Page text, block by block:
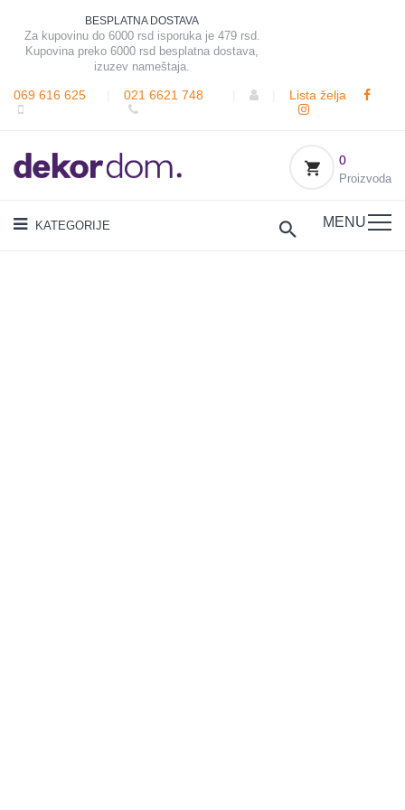
BESPLATNA DOSTAVA
Za kupovinu do 6000 rsd isporuka je 479 rsd.
Kupovina preko 6000 rsd besplatna dostava,
izuzev nameštaja.
069 616 625 021 6621 748 Lista želja
0
Proizvoda
KATEGORIJE MENU